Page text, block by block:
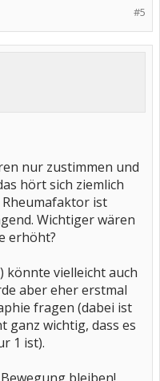
#5
nur zustimmen und
hört sich ziemlich
ist
Wichtiger wären
erhöht?
könnte vielleicht auch
aber eher erstmal
fragen (dabei ist
ganz wichtig, dass es
1 ist).